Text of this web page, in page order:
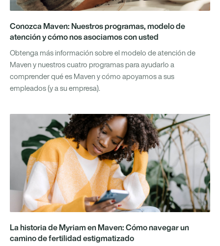
Conozca Maven: Nuestros programas, modelo de
atención y cómo nos asociamos con usted
Obtenga más información sobre el modelo de atención de
Maven y nuestros cuatro programas para ayudarlo a
comprender qué es Maven y cómo apoyamos a sus
empleados (y a su empresa).
La historia de Myriam en Maven: Cómo navegar un
camino de fertilidad estigmatizado